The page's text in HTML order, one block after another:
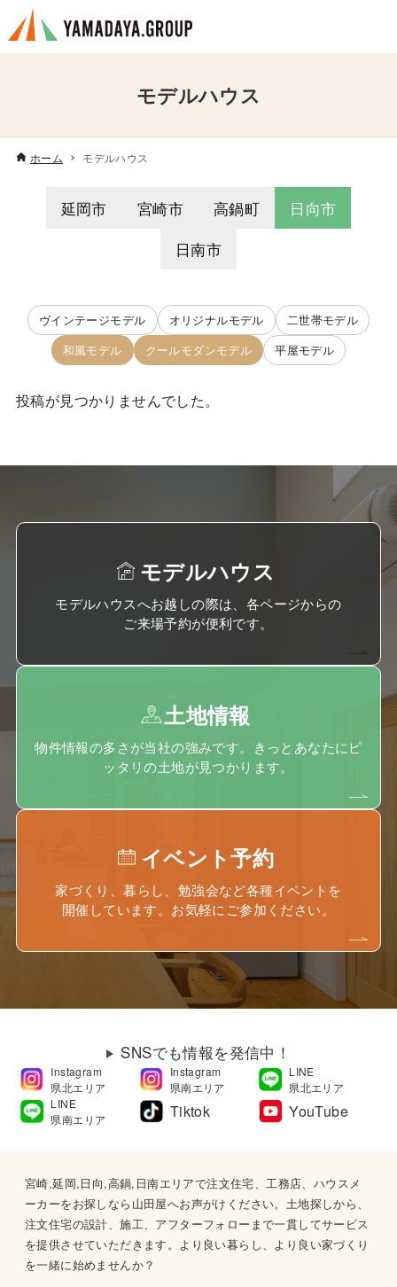
モデルハウス
ホーム モデルハウス
延岡市 宮崎市 高鍋町
日向市
日南市
ヴインテージモデル オリジナルモデル
二世帯モデル
和風モデル
クールモダンモデル 平屋モデル
投稿が見つかりませんでした。
モデルハウス
モデルハウスへお越しの際は、各ページからの
ご来場予約が便利です。
土地情報
物件情報の多さが当社の強みです。きっとあなたにピ
ッタリの土地が見つかります。
イベント予約
家づくり、暮らし、勉強会など各種イベントを
開催しています。お気軽にご参加ください。
SNSでも情報を発信中！
Instagram
県北エリア
Instagram
県南エリア
LINE
県北エリア
LINE
県南エリア
Tiktok YouTube
宮崎,延岡,日向,高鍋,日南エリアで注文住宅、工務店、ハウスメ
ーカーをお探しなら山田屋へお声がけください。土地探しから、
注文住宅の設計、施工、アフターフォローまで一貫してサービス
を提供させていただきます。より良い暮らし、より良い家づくり
を一緒に始めませんか？